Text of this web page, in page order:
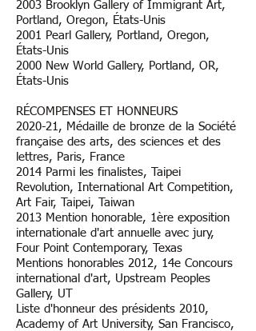
2003 Brooklyn Gallery of Immigrant Art,
Portland, Oregon, États-Unis
2001 Pearl Gallery, Portland, Oregon,
États-Unis
2000 New World Gallery, Portland, OR,
États-Unis
RÉCOMPENSES ET HONNEURS
​2020-21, Médaille de bronze de la Société
française des arts, des sciences et des
lettres, Paris, France
2014 Parmi les finalistes, Taipei
Revolution, International Art Competition,
Art Fair, Taipei, Taiwan
2013 Mention honorable, 1ère exposition
internationale d'art annuelle avec jury,
Four Point Contemporary, Texas
Mentions honorables 2012, 14e Concours
international d'art, Upstream Peoples
Gallery, UT
Liste d'honneur des présidents 2010,
Academy of Art University, San Francisco,